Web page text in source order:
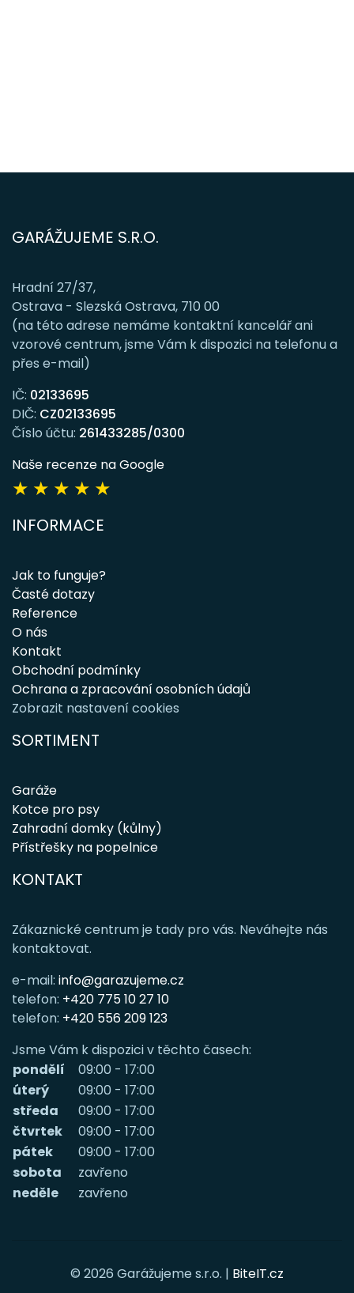
GARÁŽUJEME S.R.O.
Hradní 27/37,
Ostrava - Slezská Ostrava, 710 00
(na této adrese nemáme kontaktní kancelář ani
vzorové centrum, jsme Vám k dispozici na telefonu a
přes e-mail)
IČ: 02133695
DIČ: CZ02133695
Číslo účtu: 261433285/0300
Naše recenze na Google
★ ★ ★ ★ ★
INFORMACE
Jak to funguje?
Časté dotazy
Reference
O nás
Kontakt
Obchodní podmínky
Ochrana a zpracování osobních údajů
Zobrazit nastavení cookies
SORTIMENT
Garáže
Kotce pro psy
Zahradní domky (kůlny)
Přístřešky na popelnice
KONTAKT
Zákaznické centrum je tady pro vás. Neváhejte nás
kontaktovat.
e-mail: info@garazujeme.cz
telefon: +420 775 10 27 10
telefon: +420 556 209 123
Jsme Vám k dispozici v těchto časech:
pondělí
09:00 - 17:00
úterý
09:00 - 17:00
středa
09:00 - 17:00
čtvrtek
09:00 - 17:00
pátek
09:00 - 17:00
sobota
zavřeno
neděle
zavřeno
© 2026 Garážujeme s.r.o. | BiteIT.cz